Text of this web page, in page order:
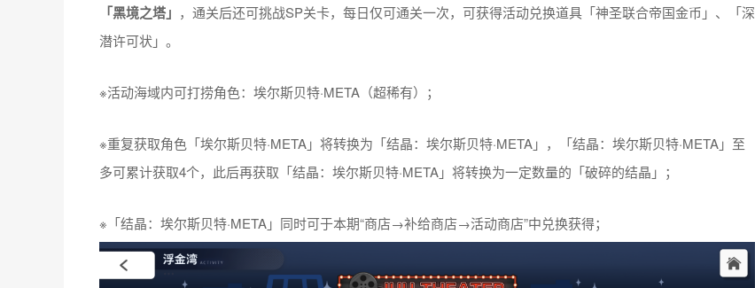
「黑境之塔」 ，通关后还可挑战SP关卡，每日仅可通关一次，可获得活动兑换道具「神圣联合帝国金币」、「深
潜许可状」。
※活动海域内可打捞角色：埃尔斯贝特·META（超稀有）；
※重复获取角色「埃尔斯贝特·META」将转换为「结晶：埃尔斯贝特·META」，「结晶：埃尔斯贝特·META」至
多可累计获取4个，此后再获取「结晶：埃尔斯贝特·META」将转换为一定数量的「破碎的结晶」；
※「结晶：埃尔斯贝特·META」同时可于本期“商店→补给商店→活动商店”中兑换获得；